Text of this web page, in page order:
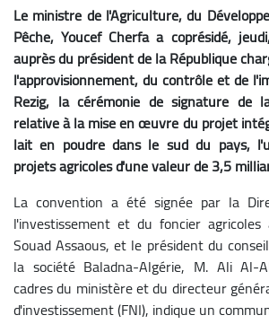
Le ministre de l'Agriculture, du
Pêche, Youcef Cherfa a coprésidé,
auprès du président de la République
l'approvisionnement, du contrôle et de
Rezig, la cérémonie de signature de
relative à la mise en œuvre du projet
lait en poudre dans le sud du pays,
projets agricoles d'une valeur de 3,5
La convention a été signée par la
l'investissement et du foncier
Souad Assaous, et le président du
la société Baladna-Algérie, M. Ali Al-
cadres du ministère et du directeur
d'investissement (FNI), indique un